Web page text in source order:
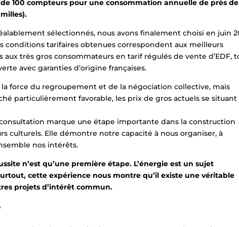
100 compteurs pour une consommation annuelle de près de
sélectionnés, nous avons finalement choisi en juin
conditions tarifaires obtenues correspondent aux meilleurs
très gros consommateurs en tarif régulés de vente d’EDF,
avec garanties d’origine françaises.
force du regroupement et de la négociation collective, mais
particulièrement favorable, les prix de gros actuels se situant
marque une étape importante dans la construction
culturels. Elle démontre notre capacité à nous organiser, à
nos intérêts.
n’est qu’une première étape. L’énergie est un sujet
cette expérience nous montre qu’il existe une véritable
projets d’intérêt commun.